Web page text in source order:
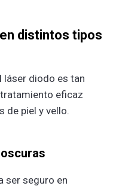
distintos tipos
láser diodo es tan
eficaz
de piel y vello.
ser seguro en